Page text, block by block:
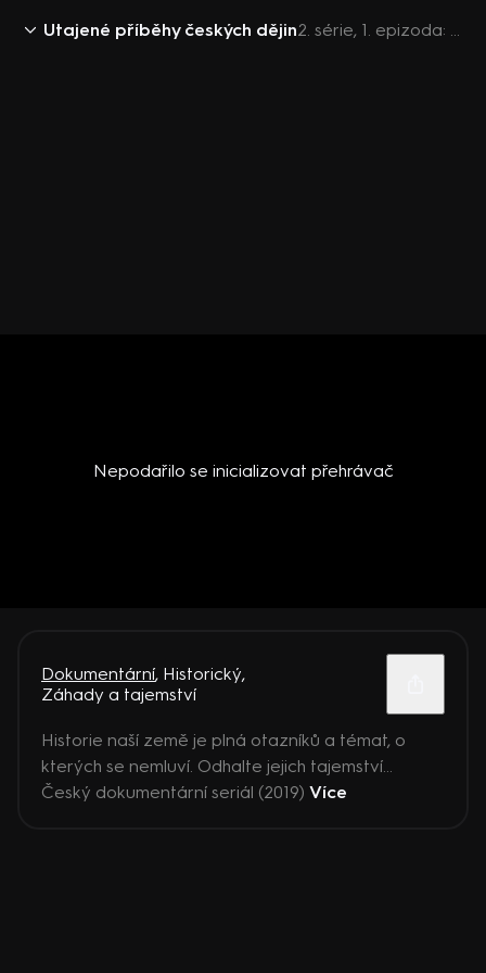
Utajené příběhy českých dějin 2. série, 1. epizoda: Czajankova kasárna - první výstřely osvobození
Nepodařilo se inicializovat přehrávač
Dokumentární, Historický,
Záhady a tajemství
Historie naší země je plná otazníků a témat, o
kterých se nemluví. Odhalte jejich tajemství…
Český dokumentární seriál (2019) Více